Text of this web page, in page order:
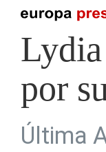
por
Última